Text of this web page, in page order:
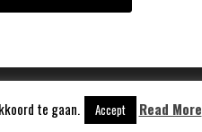
te gaan. Accept Read More